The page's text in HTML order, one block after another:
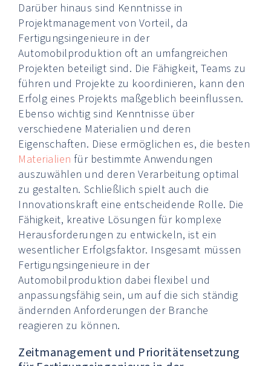
Darüber hinaus sind Kenntnisse in
Projektmanagement von Vorteil, da
Fertigungsingenieure in der
Automobilproduktion oft an umfangreichen
Projekten beteiligt sind. Die Fähigkeit, Teams zu
führen und Projekte zu koordinieren, kann den
Erfolg eines Projekts maßgeblich beeinflussen.
Ebenso wichtig sind Kenntnisse über
verschiedene Materialien und deren
Eigenschaften. Diese ermöglichen es, die besten
Materialien für bestimmte Anwendungen
auszuwählen und deren Verarbeitung optimal
zu gestalten. Schließlich spielt auch die
Innovationskraft eine entscheidende Rolle. Die
Fähigkeit, kreative Lösungen für komplexe
Herausforderungen zu entwickeln, ist ein
wesentlicher Erfolgsfaktor. Insgesamt müssen
Fertigungsingenieure in der
Automobilproduktion dabei flexibel und
anpassungsfähig sein, um auf die sich ständig
ändernden Anforderungen der Branche
reagieren zu können.
Zeitmanagement und Prioritätensetzung